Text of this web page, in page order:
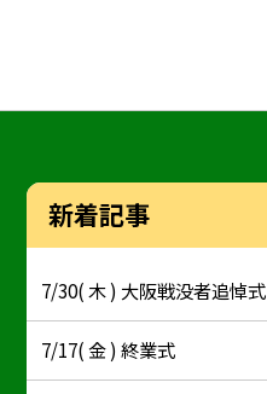
新着記事
7/30( 木 ) 大阪戦没者追悼式
7/17( 金 ) 終業式